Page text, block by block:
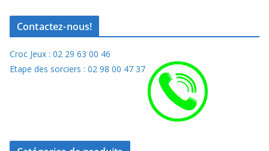
Contactez-nous!
Croc Jeux : 02 29 63 00 46
Etape des sorciers : 02 98 00 47 37